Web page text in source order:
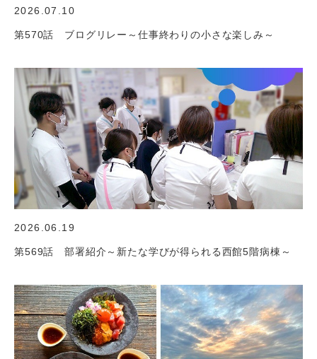
2026.07.10
第570話 ブログリレー～仕事終わりの小さな楽しみ～
2026.06.19
第569話 部署紹介～新たな学びが得られる西館5階病棟～